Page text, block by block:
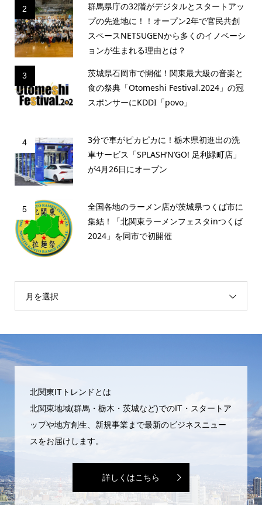
2
群馬県庁の32階がデジタルとスタートアッ
プの先進地に！！オープン2年で官民共創
スペースNETSUGENから多くのイノベーシ
ョンが生まれる理由とは？
3
茨城県石岡市で開催！関東最大級の音楽と
食の祭典「Otomeshi Festival.2024」の冠
スポンサーにKDDI「povo」
4
3分で車がピカピカに！栃木県初進出の洗
車サービス「SPLASH’N’GO! 足利緑町店」
が4月26日にオープン
5
全国各地のラーメン店が茨城県つくば市に
集結！「北関東ラーメンフェスタinつくば
2024」を同市で初開催
月を選択
北関東ITトレンドとは
北関東地域(群馬・栃木・茨城など)でのIT・スタートア
ップや地方創生、新規事業まで最新のビジネスニュー
スをお届けします。
詳しくはこちら